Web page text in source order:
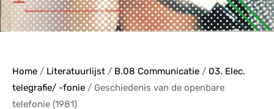
Home / Literatuurlijst / B.08 Communicatie / 03. Elec.
telegrafie/ -fonie / Geschiedenis van de openbare
telefonie (1981)